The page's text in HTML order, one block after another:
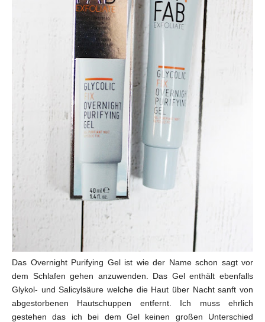
Das Overnight Purifying Gel ist wie der Name schon sagt vor
dem Schlafen gehen anzuwenden. Das Gel enthält ebenfalls
Glykol- und Salicylsäure welche die Haut über Nacht sanft von
abgestorbenen Hautschuppen entfernt. Ich muss ehrlich
gestehen das ich bei dem Gel keinen großen Unterschied